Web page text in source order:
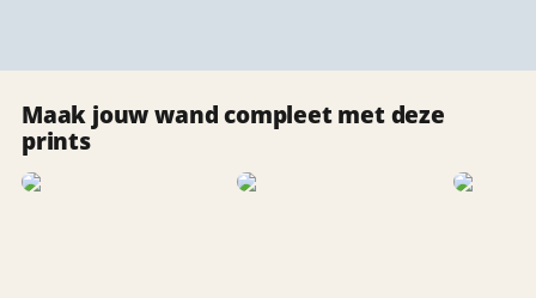
Maak jouw wand compleet met deze
prints